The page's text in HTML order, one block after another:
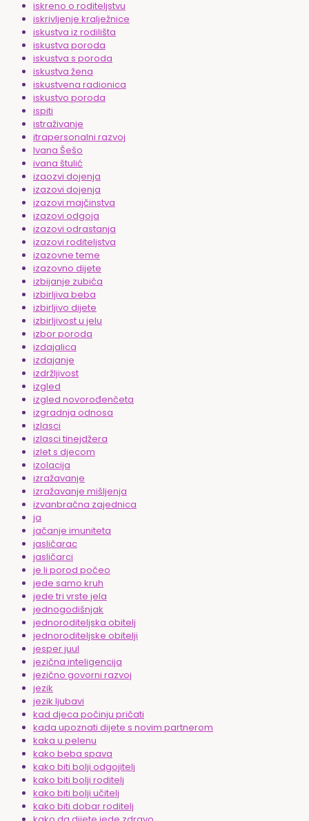
iskreno o roditeljstvu
iskrivljenje kralježnice
iskustva iz rodilišta
iskustva poroda
iskustva s poroda
iskustva žena
iskustvena radionica
iskustvo poroda
ispiti
istraživanje
itrapersonalni razvoj
Ivana Šešo
ivana štulić
izaozvi dojenja
izazovi dojenja
izazovi majčinstva
izazovi odgoja
izazovi odrastanja
izazovi roditeljstva
izazovne teme
izazovno dijete
izbijanje zubića
izbirljiva beba
izbirljivo dijete
izbirljivost u jelu
izbor poroda
izdajalica
izdajanje
izdržljivost
izgled
izgled novorođenčeta
izgradnja odnosa
izlasci
izlasci tinejdžera
izlet s djecom
izolacija
izražavanje
izražavanje mišljenja
izvanbračna zajednica
ja
jačanje imuniteta
jasličarac
jasličarci
je li porod počeo
jede samo kruh
jede tri vrste jela
jednogodišnjak
jednoroditeljska obitelj
jednoroditeljske obitelji
jesper juul
jezična inteligencija
jezično govorni razvoj
jezik
jezik ljubavi
kad djeca počinju pričati
kada upoznati dijete s novim partnerom
kaka u pelenu
kako beba spava
kako biti bolji odgojitelj
kako biti bolji roditelj
kako biti bolji učitelj
kako biti dobar roditelj